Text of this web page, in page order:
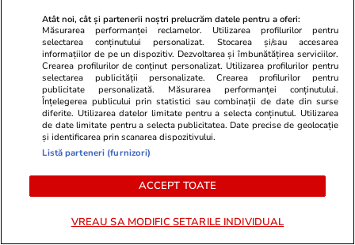
Lifestyle 27 iul.
Ce sunt norii pyrocumulonimbus
care alimentează dezastrele din
vine unul marți sau miercuri”
Lifestyle
Povestea
Atât noi, cât și partenerii noștri prelucrăm datele pentru a oferi:
Măsurarea performanței reclamelor. Utilizarea profilurilor pentru
selectarea conținutului personalizat. Stocarea și/sau accesarea
informațiilor de pe un dispozitiv. Dezvoltarea și îmbunătățirea serviciilor.
Crearea profilurilor de conținut personalizat. Utilizarea profilurilor pentru
selectarea publicității personalizate. Crearea profilurilor pentru
publicitate personalizată. Măsurarea performanței conținutului.
Înțelegerea publicului prin statistici sau combinații de date din surse
diferite. Utilizarea datelor limitate pentru a selecta conținutul. Utilizarea
de date limitate pentru a selecta publicitatea. Date precise de geolocație
și identificarea prin scanarea dispozitivului.
Listă parteneri (furnizori)
ACCEPT TOATE
VREAU SA MODIFIC SETARILE INDIVIDUAL